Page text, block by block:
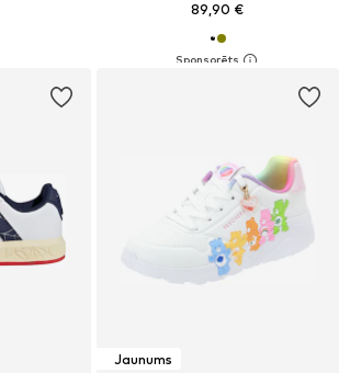
89,90 €
Jaunums